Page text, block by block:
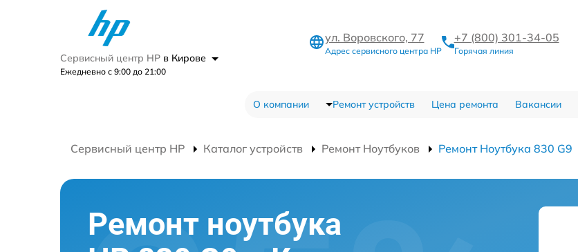
Сервисный центр HP в Кирове
Ежедневно с 9:00 до 21:00
ул. Воровского, 77
Адрес сервисного центра HP
+7 (800) 301-34-05
Горячая линия
О компании Ремонт устройств Цена ремонта Вакансии
Сервисный центр HP Каталог устройств Ремонт Ноутбуков Ремонт Ноутбука 830 G9
Ремонт ноутбука